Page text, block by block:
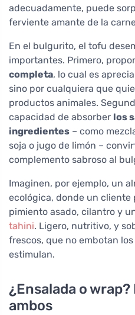
adecuadamente, puede
ferviente amante de la
En el bulgurito, el tofu
importantes. Primero,
completa, lo cual es
sino por cualquiera que
productos animales.
capacidad de absorber los
ingredientes – como
soja o jugo de limón –
complemento sabroso al
Imaginen, por ejemplo, un
ecológica, donde un
pimiento asado, cilantro y
tahini. Ligero, nutritivo, y
frescos, que no embotan
estimulan.
¿Ensalada o
ambos